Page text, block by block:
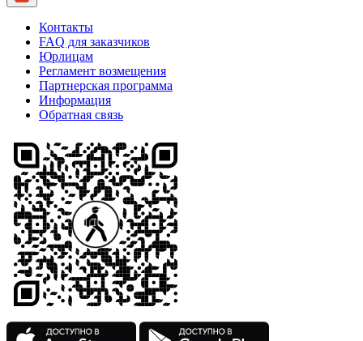
Контакты
FAQ для заказчиков
Юрлицам
Регламент возмещения
Партнерская программа
Информация
Обратная связь